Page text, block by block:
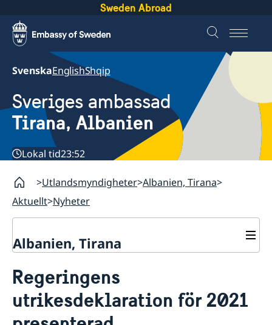
Sweden Abroad
SvenskaEnglishShqip
Sveriges ambassad
Tirana, Albanien
Lokal tid23:52
Utlandsmyndigheter Albanien, Tirana
Aktuellt Nyheter
Albanien, Tirana
Om oss
Ambassadör
Så stöttar vi svenska företag
Vi är en resurs för svenska företag
Aktuellt
Regeringens
utrikesdeklaration för 2021